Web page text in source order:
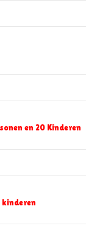
en 20 Kinderen
kinderen